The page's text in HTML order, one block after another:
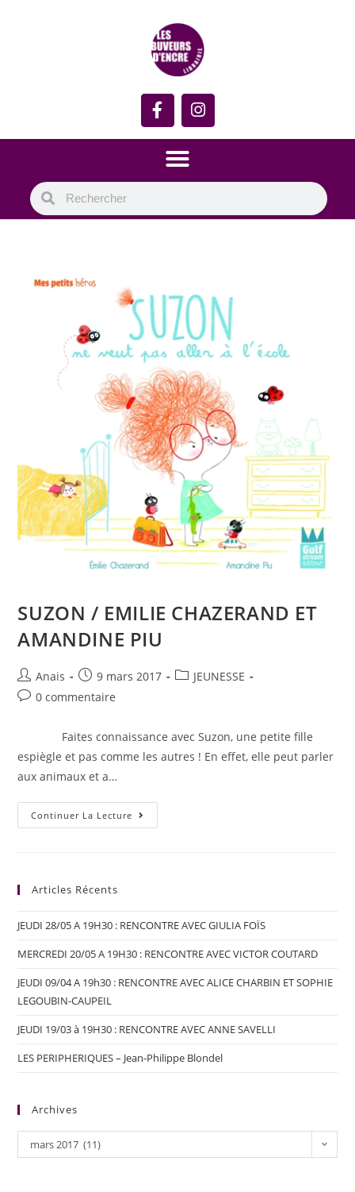
SUZON / EMILIE CHAZERAND ET
AMANDINE PIU
Anais 9 mars 2017
JEUNESSE
0 commentaire
Faites connaissance avec Suzon, une petite fille
espiègle et pas comme les autres ! En effet, elle peut parler
aux animaux et a…
Continuer La Lecture
Articles Récents
JEUDI 28/05 A 19H30 : RENCONTRE AVEC GIULIA FOÏS
MERCREDI 20/05 A 19H30 : RENCONTRE AVEC VICTOR COUTARD
JEUDI 09/04 A 19h30 : RENCONTRE AVEC ALICE CHARBIN ET SOPHIE
LEGOUBIN-CAUPEIL
JEUDI 19/03 à 19H30 : RENCONTRE AVEC ANNE SAVELLI
LES PERIPHERIQUES – Jean-Philippe Blondel
Archives
mars 2017 (11)